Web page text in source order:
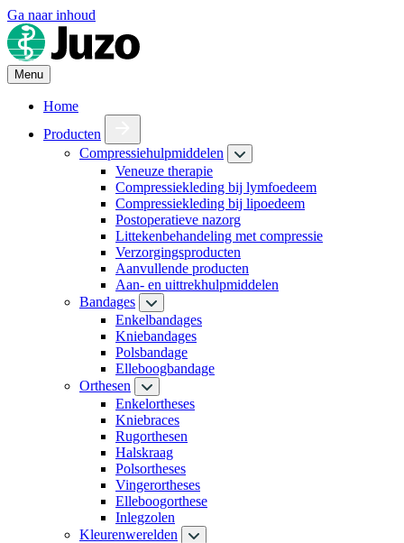
Ga naar inhoud
Menu
Home
Producten
Compressiehulpmiddelen
Veneuze therapie
Compressiekleding bij lymfoedeem
Compressiekleding bij lipoedeem
Postoperatieve nazorg
Littekenbehandeling met compressie
Verzorgingsproducten
Aanvullende producten
Aan- en uittrekhulpmiddelen
Bandages
Enkelbandages
Kniebandages
Polsbandage
Elleboogbandage
Orthesen
Enkelortheses
Kniebraces
Rugorthesen
Halskraag
Polsortheses
Vingerortheses
Elleboogorthese
Inlegzolen
Kleurenwerelden